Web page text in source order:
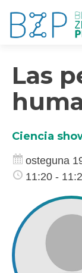
Las
Ciencia
osteguna
11:20 -